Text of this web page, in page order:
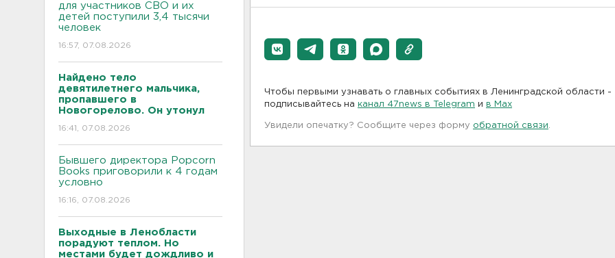
для участников СВО и их
детей поступили 3,4 тысячи
человек
16:57, 07.08.2026
Найдено тело
девятилетнего мальчика,
пропавшего в
Новогорелово. Он утонул
16:41, 07.08.2026
Бывшего директора Popcorn
Books приговорили к 4 годам
условно
16:16, 07.08.2026
Выходные в Ленобласти
порадуют теплом. Но
местами будет дождливо и
Чтобы первыми узнавать о главных событиях в Ленинградской области -
подписывайтесь на канал 47news в Telegram и в Maх
Увидели опечатку? Сообщите через форму обратной связи